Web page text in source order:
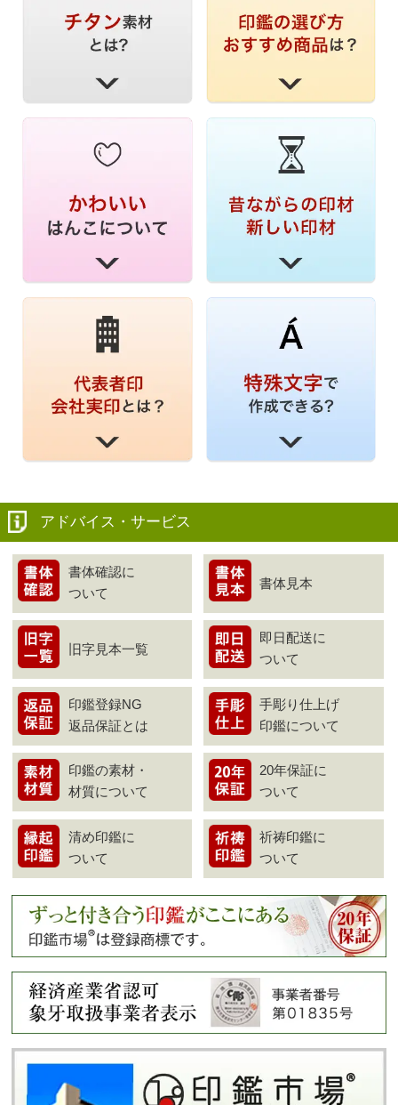
アドバイス・サービス
書体確認に
ついて
書体見本
旧字見本一覧
即日配送に
ついて
印鑑登録NG
返品保証とは
手彫り仕上げ
印鑑について
印鑑の素材・
材質について
20年保証に
ついて
清め印鑑に
ついて
祈祷印鑑に
ついて